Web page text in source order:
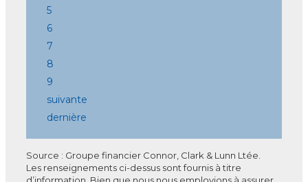
5
6
7
8
9
suivante
dernière
Source : Groupe financier Connor, Clark & Lunn Ltée.
Les renseignements ci-dessus sont fournis à titre